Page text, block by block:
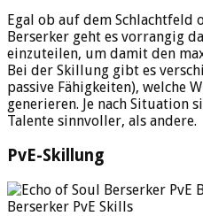
Egal ob auf dem Schlachtfeld
Berserker geht es vorrangig
einzuteilen, um damit den
Bei der Skillung gibt es
passive Fähigkeiten), welche
generieren. Je nach Situation
Talente sinnvoller, als andere.
PvE-Skillung
Berserker PvE Skills